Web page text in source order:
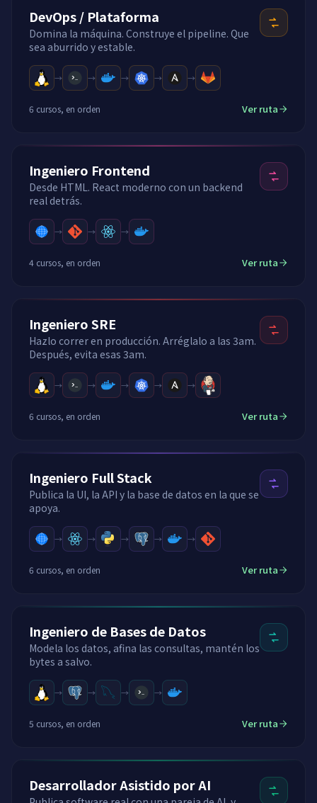
DevOps / Plataforma
Domina la máquina. Construye el pipeline. Que
sea aburrido y estable.
→ → → → →
6 cursos, en orden Ver ruta
Ingeniero Frontend
Desde HTML. React moderno con un backend
real detrás.
→ → →
4 cursos, en orden Ver ruta
Ingeniero SRE
Hazlo correr en producción. Arréglalo a las 3am.
Después, evita esas 3am.
→ → → → →
6 cursos, en orden Ver ruta
Ingeniero Full Stack
Publica la UI, la API y la base de datos en la que se
apoya.
→ → → → →
6 cursos, en orden Ver ruta
Ingeniero de Bases de Datos
Modela los datos, afina las consultas, mantén los
bytes a salvo.
→ → → →
5 cursos, en orden Ver ruta
Desarrollador Asistido por AI